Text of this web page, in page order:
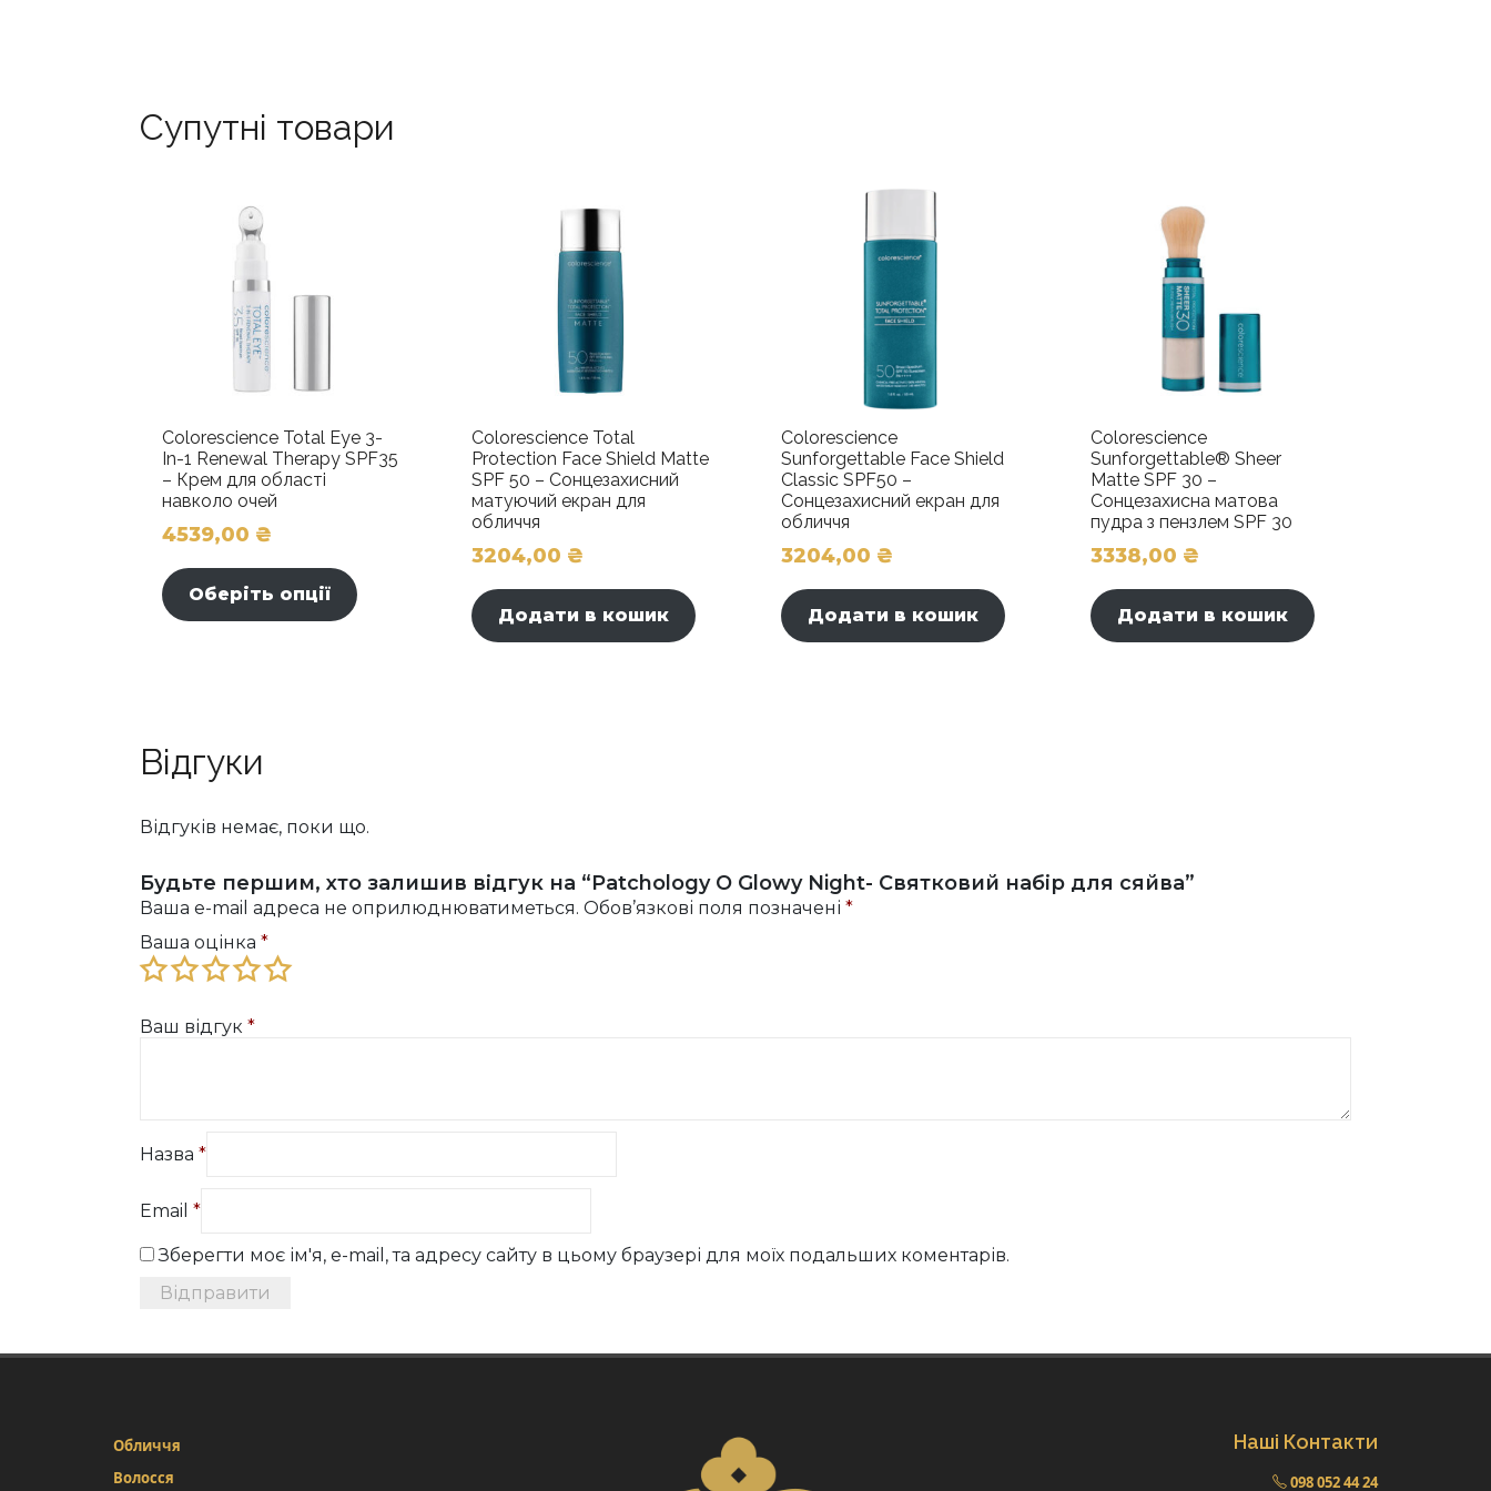
Супутні товари
Colorescience Total Eye 3-
In-1 Renewal Therapy SPF35
– Крем для області
навколо очей
4539,00 ₴
Оберіть опції
товару
Colorescience Total
Protection Face Shield Matte
SPF 50 – Сонцезахисний
матуючий екран для
обличчя
3204,00 ₴
Додати в кошик
Colorescience
Sunforgettable Face Shield
Classic SPF50 –
Сонцезахисний екран для
обличчя
3204,00 ₴
Додати в кошик
Colorescience
Sunforgettable® Sheer
Matte SPF 30 –
Сонцезахисна матова
пудра з пензлем SPF 30
3338,00 ₴
Додати в кошик
Відгуки
Відгуків немає, поки що.
Будьте першим, хто залишив відгук на “Patchology O Glowy Night- Святковий набір для сяйва”
Ваша e-mail адреса не оприлюднюватиметься. Обов’язкові поля позначені *
Ваша оцінка *
Ваш відгук *
Назва *
Email *
Зберегти моє ім'я, e-mail, та адресу сайту в цьому браузері для моїх подальших коментарів.
Обличчя
Волосся
Наші Контакти
098 052 44 24